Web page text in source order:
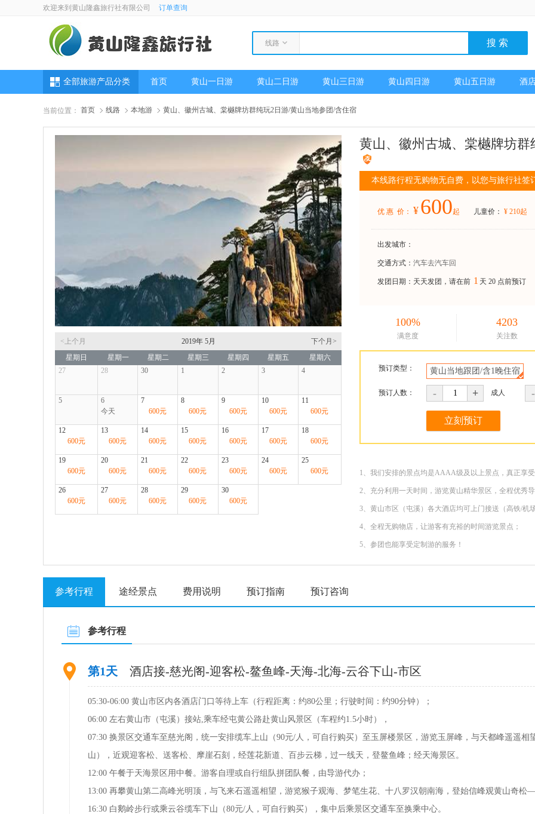
欢迎来到黄山隆鑫旅行社有限公司 订单查询
线路
全部旅游产品分类 首页 黄山一日游 黄山二日游 黄山三日游 黄山四日游 黄山五日游 酒
当前位置： 首页 线路 本地游 黄山、徽州古城、棠樾牌坊群纯玩2日游/黄山当地参团/含住宿
<上个月
下个月>
星期日
星期一 星期二 星期三 星期四 星期五 星期六
2019年 5月
27 28 30 1 2 3 4
5
6
今天
7
600元
8
600元
9
600元
10
600元
11
600元
12
600元
13
600元
14
600元
15
600元
16
600元
17
600元
18
600元
19
600元
20
600元
21
600元
22
600元
23
600元
24
600元
25
600元
26
600元
27
600元
28
600元
29
600元
30
600元
黄山、徽州古城、棠樾牌坊
本线路行程无购物无自费，以您与旅行社签
优 惠 价： ¥ 600起 儿童价： ¥ 210起
出发城市：
交通方式： 汽车去汽车回
发团日期：天天发团，请在前 1 天 20 点前预订
100%
满意度
4203
关注数
预订类型： 黄山当地跟团/含1晚住宿
预订人数： - + 成人 -
1、我们安排的景点均是AAAA级及以上景点，真正享
2、充分利用一天时间，游览黄山精华景区，全程优秀
3、黄山市区（屯溪）各大酒店均可上门接送（高铁/机
4、全程无购物店，让游客有充裕的时间游览景点；
5、参团也能享受定制游的服务！
参考行程 途经景点 费用说明 预订指南 预订咨询
参考行程
第1天 酒店接-慈光阁-迎客松-鳌鱼峰-天海-北海-云谷下山-市区
05:30-06:00 黄山市区内各酒店门口等待上车（行程距离：约80公里；行驶时间：约90分钟）；
06:00 左右黄山市（屯溪）接站,乘车经屯黄公路赴黄山风景区（车程约1.5小时），
07:30 换景区交通车至慈光阁，统一安排缆车上山（90元/人，可自行购买）至玉屏楼景区，游览玉屏峰，与天都峰遥遥
山），近观迎客松、送客松、摩崖石刻，经莲花新道、百步云梯，过一线天，登鳌鱼峰；经天海景区。
12:00 午餐于天海景区用中餐。游客自理或自行组队拼团队餐，由导游代办；
13:00 再攀黄山第二高峰光明顶，与飞来石遥遥相望，游览猴子观海、梦笔生花、十八罗汉朝南海，登始信峰观黄山奇
16:30 白鹅岭步行或乘云谷缆车下山（80元/人，可自行购买），集中后乘景区交通车至换乘中心。